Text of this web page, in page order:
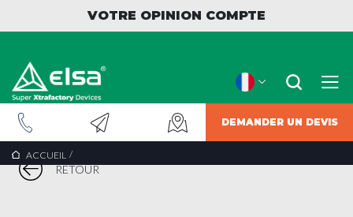
VOTRE OPINION COMPTE
DEMANDER UN DEVIS
ACCUEIL /
RETOUR